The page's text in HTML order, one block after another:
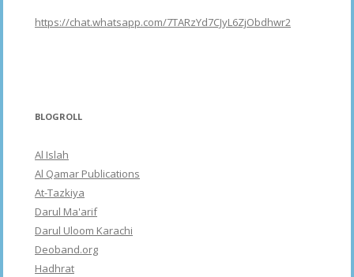
https://chat.whatsapp.com/7TARzYd7CJyL6ZjObdhwr2
BLOGROLL
Al Islah
Al Qamar Publications
At-Tazkiya
Darul Ma'arif
Darul Uloom Karachi
Deoband.org
Hadhrat